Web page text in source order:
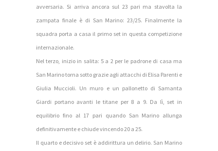
avversaria. Si arriva ancora sul 23 pari ma stavolta la
zampata finale è di San Marino: 23/25. Finalmente la
squadra porta a casa il primo set in questa competizione
internazionale.
Nel terzo, inizio in salita: 5 a 2 per le padrone di casa ma
San Marino torna sotto grazie agli attacchi di Elisa Parenti e
Giulia Muccioli. Un muro e un pallonetto di Samanta
Giardi portano avanti le titane per 8 a 9. Da lì, set in
equilibrio fino al 17 pari quando San Marino allunga
definitivamente e chiude vincendo 20 a 25.
Il quarto e decisivo set è addirittura un delirio. San Marino